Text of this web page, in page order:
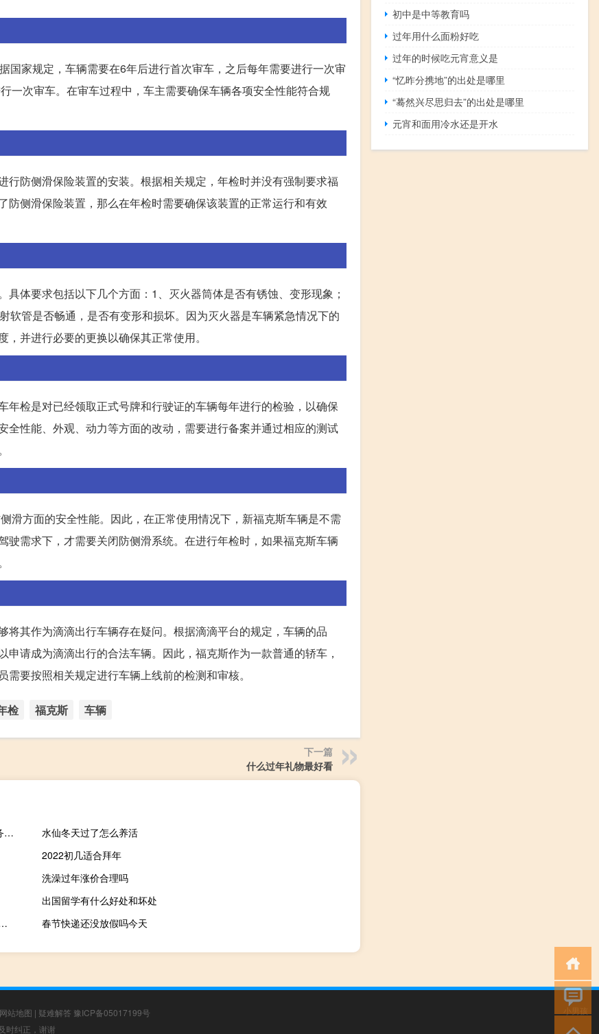
国家规定，车辆需要在6年后进行首次审车，之后每年需要进行一次审
一次审车。在审车过程中，车主需要确保车辆各项安全性能符合规
防侧滑保险装置的安装。根据相关规定，年检时并没有强制要求福
侧滑保险装置，那么在年检时需要确保该装置的正常运行和有效
体要求包括以下几个方面：1、灭火器筒体是否有锈蚀、变形现象；
管是否畅通，是否有变形和损坏。因为灭火器是车辆紧急情况下的
并进行必要的更换以确保其正常使用。
检是对已经领取正式号牌和行驶证的车辆每年进行的检验，以确保
性能、外观、动力等方面的改动，需要进行备案并通过相应的测试
滑方面的安全性能。因此，在正常使用情况下，新福克斯车辆是不需
需求下，才需要关闭防侧滑系统。在进行年检时，如果福克斯车辆
其作为滴滴出行车辆存在疑问。根据滴滴平台的规定，车辆的品
请成为滴滴出行的合法车辆。因此，福克斯作为一款普通的轿车，
要按照相关规定进行车辆上线前的检测和审核。
检 福克斯 车辆
下一篇
什么过年礼物最好看
2023-11-19 15:20： 因施工，G60沪昆高速梨温段K620（龙虎山服务区附近）往南昌方向通行受阻。--z​​​
水仙冬天过了怎么养活
2022初几适合拜年
洗澡过年涨价合理吗
出国留学有什么好处和坏处
越火线AK47如何使用 cfAK47有哪些特色）
春节快递还没放假吗今天
初中是中等教育吗
过年用什么面粉好吃
过年的时候吃元宵意义是
“忆昨分携地”的出处是哪里
“蓦然兴尽思归去”的出处是哪里
元宵和面用冷水还是开水
网站地图 | 疑难解答 豫ICP备05017199号
时纠正，谢谢
小男孩